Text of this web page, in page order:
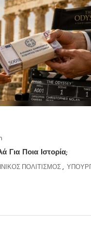
Για Ποια Ιστορία;
ΠΟΛΙΤΙΣΜΟΣ,